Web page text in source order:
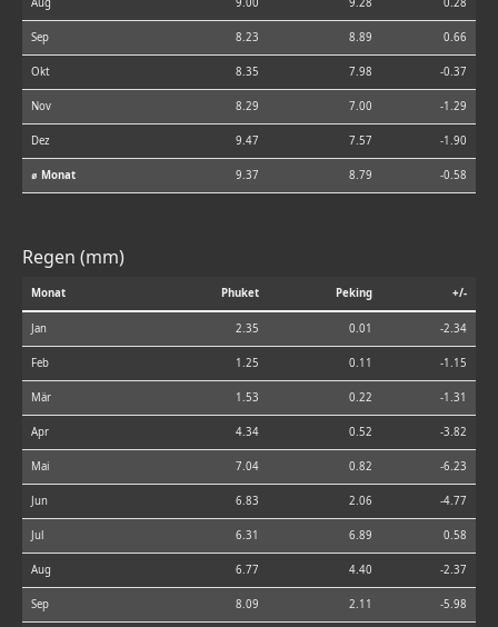
Aug 9.00 9.28 0.28
Sep 8.23 8.89 0.66
Okt 8.35 7.98 -0.37
Nov 8.29 7.00 -1.29
Dez 9.47 7.57 -1.90
⌀ Monat 9.37 8.79 -0.58
Regen (mm)
Monat Phuket Peking +/-
Jan 2.35 0.01 -2.34
Feb 1.25 0.11 -1.15
Mär 1.53 0.22 -1.31
Apr 4.34 0.52 -3.82
Mai 7.04 0.82 -6.23
Jun 6.83 2.06 -4.77
Jul 6.31 6.89 0.58
Aug 6.77 4.40 -2.37
Sep 8.09 2.11 -5.98